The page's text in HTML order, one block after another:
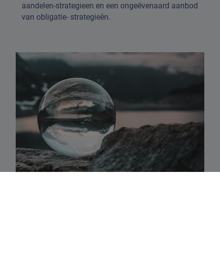
aandelen-strategieen en een ongeëvenaard aanbod
van obligatie- strategieën.